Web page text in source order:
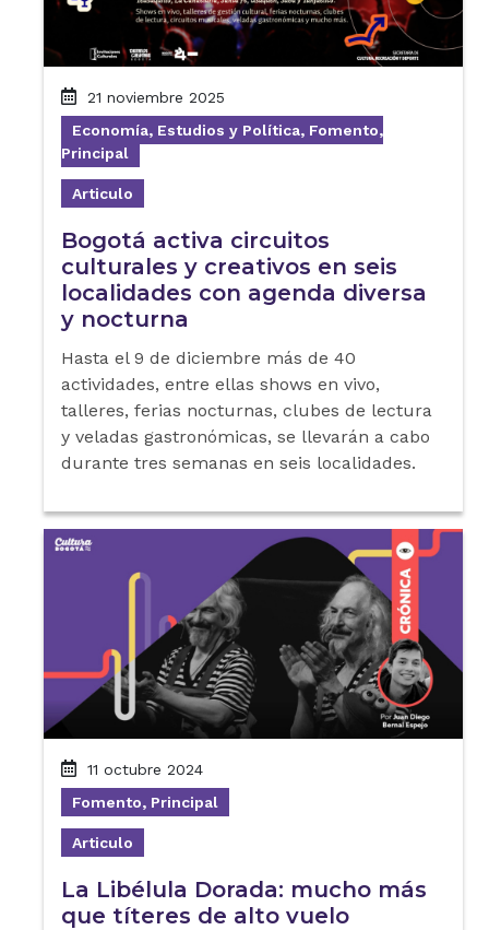
21 noviembre 2025
Economía, Estudios y Política, Fomento,
Principal
Articulo
Bogotá activa circuitos
culturales y creativos en seis
localidades con agenda diversa
y nocturna
Hasta el 9 de diciembre más de 40
actividades, entre ellas shows en vivo,
talleres, ferias nocturnas, clubes de lectura
y veladas gastronómicas, se llevarán a cabo
durante tres semanas en seis localidades.
11 octubre 2024
Fomento, Principal
Articulo
La Libélula Dorada: mucho más
que títeres de alto vuelo